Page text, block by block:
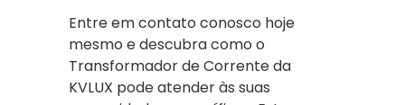
Entre em contato conosco hoje
mesmo e descubra como o
Transformador de Corrente da
KVLUX pode atender às suas